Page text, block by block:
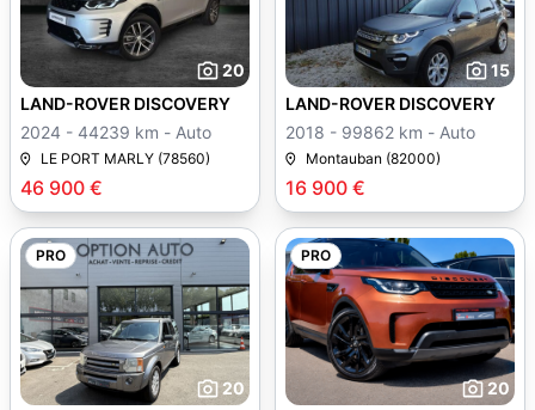
20
46 900 €
LAND-ROVER DISCOVERY
2024 - 44239 km - Auto
LE PORT MARLY (78560)
15
16 900 €
LAND-ROVER DISCOVERY
2018 - 99862 km - Auto
Montauban (82000)
PRO
20
PRO
20